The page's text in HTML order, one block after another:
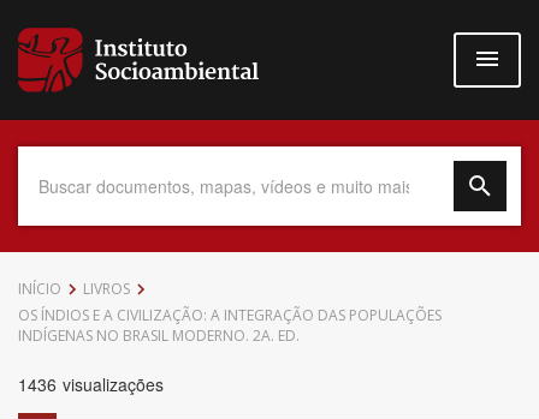
para
conteúdo
Data do Documento
INÍCIO
LIVROS
OS ÍNDIOS E A CIVILIZAÇÃO: A INTEGRAÇÃO DAS POPULAÇÕES
INDÍGENAS NO BRASIL MODERNO. 2A. ED.
1436 visualizações